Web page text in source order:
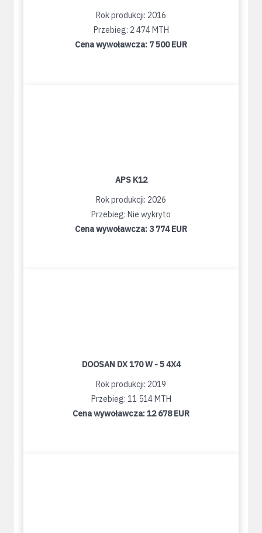
Rok produkcji: 2016
Przebieg: 2 474 MTH
Cena wywoławcza: 7 500 EUR
APS K12
Rok produkcji: 2026
Przebieg: Nie wykryto
Cena wywoławcza: 3 774 EUR
DOOSAN DX 170 W - 5 4X4
Rok produkcji: 2019
Przebieg: 11 514 MTH
Cena wywoławcza:12 678 EUR